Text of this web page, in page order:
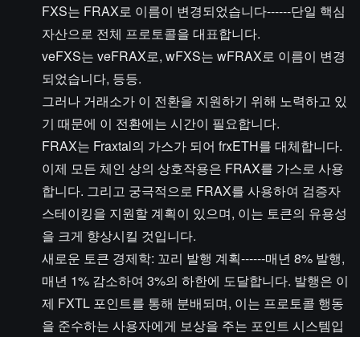
FXS는 FRAX로 이름이 변경되었습니다------단일 핵심
자산으로 전체 프로토콜을 대표합니다.
veFXS는 veFRAX로, wFXS는 wFRAX로 이름이 변경
되었습니다, 등등.
그러나 거래소가 이 전환을 지원하기 위해 노력하고 있
기 때문에 이 전환에는 시간이 필요합니다.
FRAX는 Fraxtal의 가스가 되어 frxETH를 대체합니다.
이제 모든 체인 상의 상호작용은 FRAX를 가스로 사용
합니다. 그리고 궁극적으로 FRAX를 사용하여 검증자
스테이킹을 지원할 계획이 있으며, 이는 토큰의 유용성
을 크게 향상시킬 것입니다.
새로운 토큰 경제학: 꼬리 발행 계획------매년 8% 발행,
매년 1% 감소하여 3%의 하한에 도달합니다. 발행은 이
제 FXTL 포인트를 통해 분배되며, 이는 프로토콜 행동
을 준수하는 사용자에게 보상을 주는 포인트 시스템입